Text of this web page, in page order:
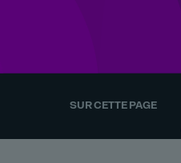
SUR CETTE PAGE